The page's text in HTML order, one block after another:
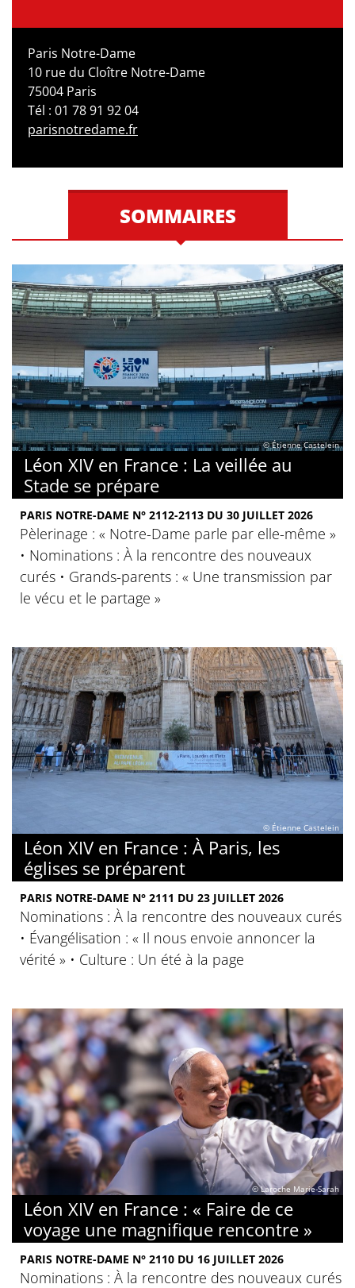
Paris Notre-Dame
10 rue du Cloître Notre-Dame
75004 Paris
Tél : 01 78 91 92 04
parisnotredame.fr
SOMMAIRES
© Étienne Castelein
Léon XIV en France : La veillée au
Stade se prépare
PARIS NOTRE-DAME N° 2112-2113 DU 30 JUILLET 2026
Pèlerinage : « Notre-Dame parle par elle-même »
• Nominations : À la rencontre des nouveaux
curés • Grands-parents : « Une transmission par
le vécu et le partage »
© Étienne Castelein
Léon XIV en France : À Paris, les
églises se préparent
PARIS NOTRE-DAME N° 2111 DU 23 JUILLET 2026
Nominations : À la rencontre des nouveaux curés
• Évangélisation : « Il nous envoie annoncer la
vérité » • Culture : Un été à la page
© Laroche Marie-Sarah
Léon XIV en France : « Faire de ce
voyage une magnifique rencontre »
PARIS NOTRE-DAME N° 2110 DU 16 JUILLET 2026
Nominations : À la rencontre des nouveaux curés